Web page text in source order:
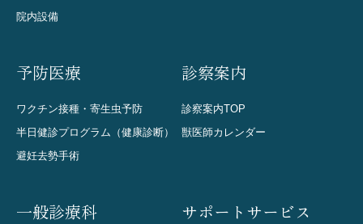
院内設備
予防医療
ワクチン接種・寄生虫予防
半日健診プログラム（健康診断）
避妊去勢手術
診察案内
診察案内TOP
獣医師カレンダー
一般診療科 サポートサービス